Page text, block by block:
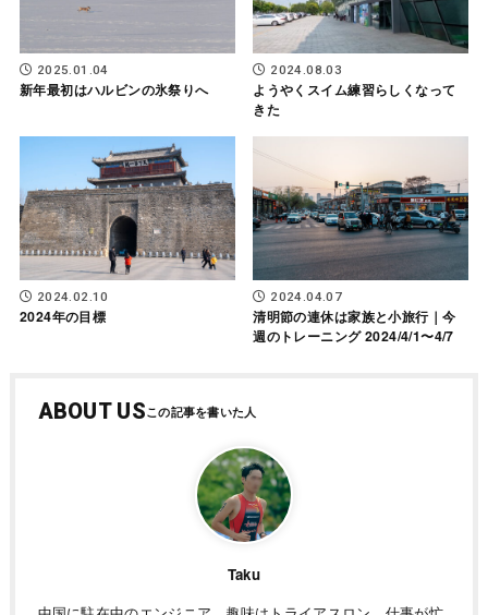
2025.01.04
新年最初はハルビンの氷祭りへ
2024.08.03
ようやくスイム練習らしくなって
きた
2024.02.10
2024年の目標
2024.04.07
清明節の連休は家族と小旅行｜今
週のトレーニング 2024/4/1〜4/7
ABOUT US
Taku